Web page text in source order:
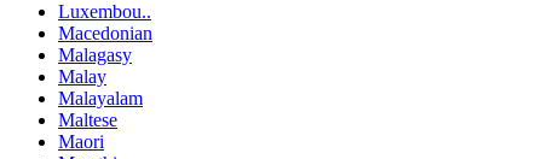
Luxembou..
Macedonian
Malagasy
Malay
Malayalam
Maltese
Maori